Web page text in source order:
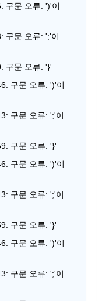
구문 오류: ')'이
구문 오류: ';'이
구문 오류: '}'
구문 오류: ')'이
구문 오류: ';'이
구문 오류: '}'
구문 오류: ')'이
구문 오류: ';'이
구문 오류: '}'
구문 오류: ')'이
구문 오류: ';'이